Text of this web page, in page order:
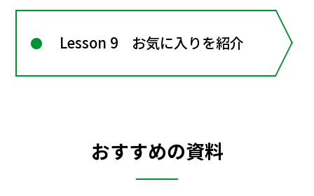
Lesson 9 お気に入りを紹介
おすすめの資料